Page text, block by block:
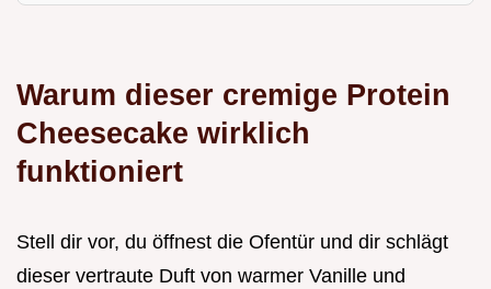
Warum dieser cremige Protein
Cheesecake wirklich
funktioniert
Stell dir vor, du öffnest die Ofentür und dir schlägt
dieser vertraute Duft von warmer Vanille und